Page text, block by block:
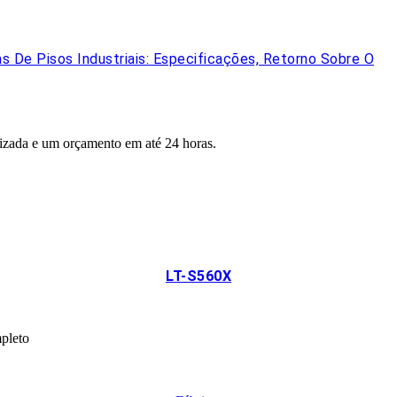
LT-S560X
De Pisos Industriais: Especificações, Retorno Sobre O
e um orçamento em até 24 horas.